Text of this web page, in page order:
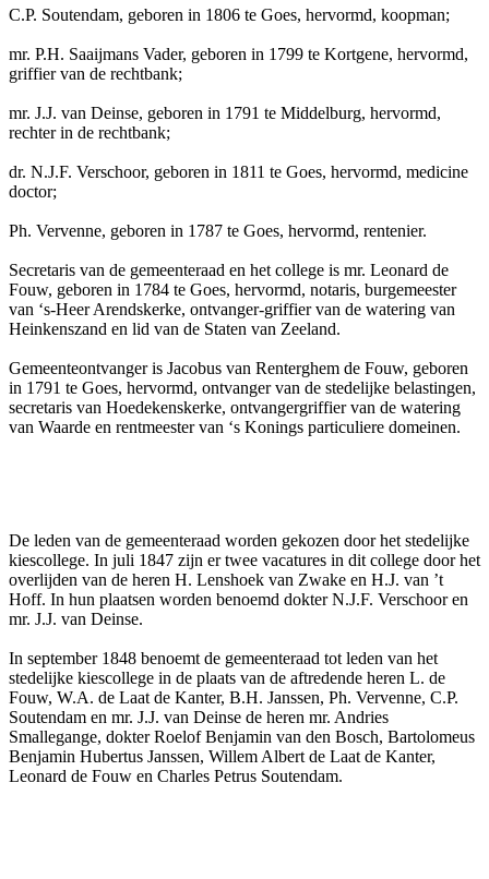
C.P. Soutendam, geboren in 1806 te Goes, hervormd, koopman;
mr. P.H. Saaijmans Vader, geboren in 1799 te Kortgene, hervormd,
griffier van de rechtbank;
mr. J.J. van Deinse, geboren in 1791 te Middelburg, hervormd,
rechter in de rechtbank;
dr. N.J.F. Verschoor, geboren in 1811 te Goes, hervormd, medicine
doctor;
Ph. Vervenne, geboren in 1787 te Goes, hervormd, rentenier.
Secretaris van de gemeenteraad en het college is mr. Leonard de
Fouw, geboren in 1784 te Goes, hervormd, notaris, burgemeester
van ‘s-Heer Arendskerke, ontvanger-griffier van de watering van
Heinkenszand en lid van de Staten van Zeeland.
Gemeenteontvanger is Jacobus van Renterghem de Fouw, geboren
in 1791 te Goes, hervormd, ontvanger van de stedelijke belastingen,
secretaris van Hoedekenskerke, ontvangergriffier van de watering
van Waarde en rentmeester van ‘s Konings particuliere domeinen.
De leden van de gemeenteraad worden gekozen door het stedelijke
kiescollege. In juli 1847 zijn er twee vacatures in dit college door het
overlijden van de heren H. Lenshoek van Zwake en H.J. van ’t
Hoff. In hun plaatsen worden benoemd dokter N.J.F. Verschoor en
mr. J.J. van Deinse.
In september 1848 benoemt de gemeenteraad tot leden van het
stedelijke kiescollege in de plaats van de aftredende heren L. de
Fouw, W.A. de Laat de Kanter, B.H. Janssen, Ph. Vervenne, C.P.
Soutendam en mr. J.J. van Deinse de heren mr. Andries
Smallegange, dokter Roelof Benjamin van den Bosch, Bartolomeus
Benjamin Hubertus Janssen, Willem Albert de Laat de Kanter,
Leonard de Fouw en Charles Petrus Soutendam.